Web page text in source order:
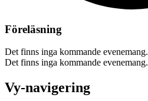
Föreläsning
Det finns inga kommande evenemang.
Det finns inga kommande evenemang.
Vy-navigering